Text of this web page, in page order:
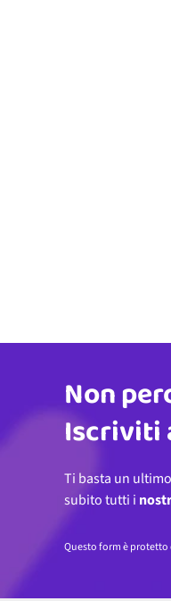
Indirizzo email
Non
Iscriviti
Ti basta un
subito tutti i
Questo form è protetto